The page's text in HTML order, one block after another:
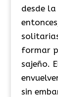
desde
formar
sajeño.
sin